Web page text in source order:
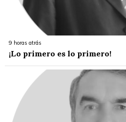
9 horas atrás
¡Lo primero es lo primero!